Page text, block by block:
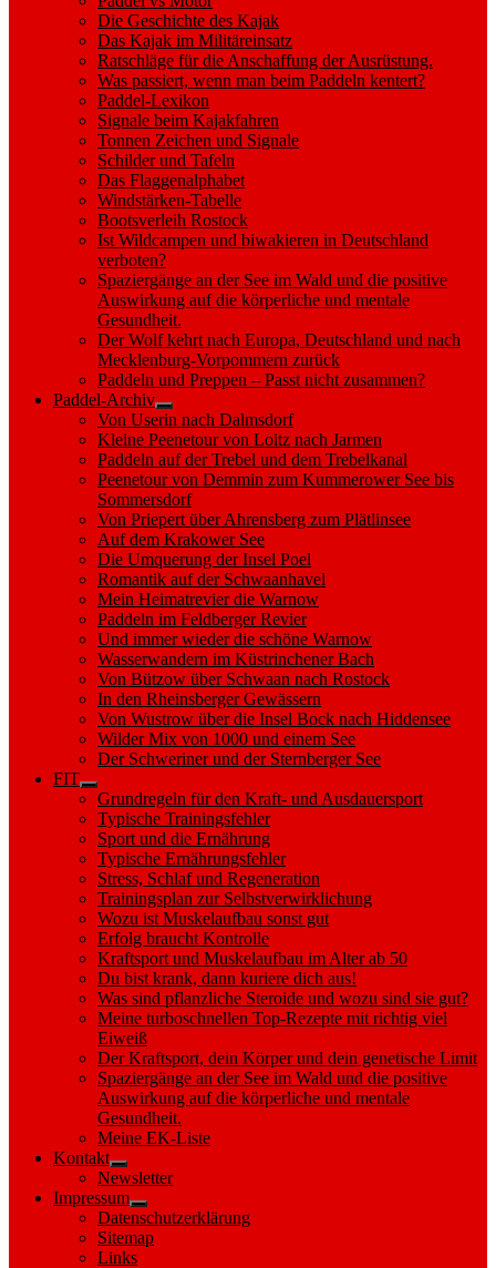
Die Geschichte des Kajak
Das Kajak im Militäreinsatz
Ratschläge für die Anschaffung der Ausrüstung.
Was passiert, wenn man beim Paddeln kentert?
Paddel-Lexikon
Signale beim Kajakfahren
Tonnen Zeichen und Signale
Schilder und Tafeln
Das Flaggenalphabet
Windstärken-Tabelle
Bootsverleih Rostock
Ist Wildcampen und biwakieren in Deutschland
verboten?
Spaziergänge an der See im Wald und die positive
Auswirkung auf die körperliche und mentale
Gesundheit.
Der Wolf kehrt nach Europa, Deutschland und nach
Mecklenburg-Vorpommern zurück
Paddeln und Preppen – Passt nicht zusammen?
Paddel-Archiv
Show
sub
menu
Von Userin nach Dalmsdorf
Kleine Peenetour von Loitz nach Jarmen
Paddeln auf der Trebel und dem Trebelkanal
Peenetour von Demmin zum Kummerower See bis
Sommersdorf
Von Priepert über Ahrensberg zum Plätlinsee
Auf dem Krakower See
Die Umquerung der Insel Poel
Romantik auf der Schwaanhavel
Mein Heimatrevier die Warnow
Paddeln im Feldberger Revier
Und immer wieder die schöne Warnow
Wasserwandern im Küstrinchener Bach
Von Bützow über Schwaan nach Rostock
In den Rheinsberger Gewässern
Von Wustrow über die Insel Bock nach Hiddensee
Wilder Mix von 1000 und einem See
Der Schweriner und der Sternberger See
FIT
Show
sub
menu
Grundregeln für den Kraft- und Ausdauersport
Typische Trainingsfehler
Sport und die Ernährung
Typische Ernährungsfehler
Stress, Schlaf und Regeneration
Trainingsplan zur Selbstverwirklichung
Wozu ist Muskelaufbau sonst gut
Erfolg braucht Kontrolle
Kraftsport und Muskelaufbau im Alter ab 50
Du bist krank, dann kuriere dich aus!
Was sind pflanzliche Steroide und wozu sind sie gut?
Meine turboschnellen Top-Rezepte mit richtig viel
Eiweiß
Der Kraftsport, dein Körper und dein genetische Limit
Spaziergänge an der See im Wald und die positive
Auswirkung auf die körperliche und mentale
Gesundheit.
Meine EK-Liste
Kontakt
Show
sub
menu
Newsletter
Impressum
Show
sub
menu
Datenschutzerklärung
Sitemap
Links